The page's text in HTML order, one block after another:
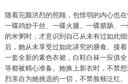
随着完颜洪烈的照顾，包惜弱的内心也
一碟鸡炒干丝、一碟火腿、一碟腊肠、
的米粥时，才意识到自己从未有过如此
后，她从未享受过如此讲究的膳食。接
一套全新的素色衣裙，白鞋白袜一应俱
等都被精心准备。她换上新衣时，不禁
烈亲自为她挑选的一切，不禁脸颊泛红。